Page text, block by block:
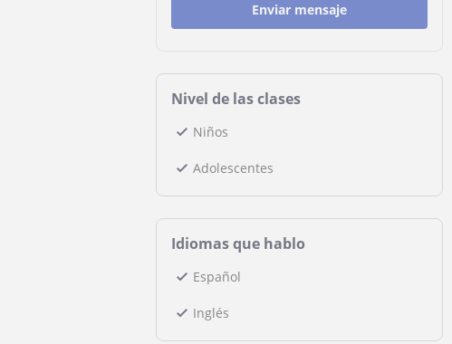
Enviar mensaje
Nivel de las clases
Niños
Adolescentes
Idiomas que hablo
Español
Inglés